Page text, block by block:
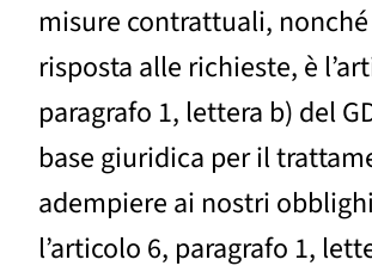
misure contrattuali,
risposta alle richieste, è
paragrafo 1, lettera b) del
base giuridica per il
adempiere ai nostri
l’articolo 6, paragrafo 1,